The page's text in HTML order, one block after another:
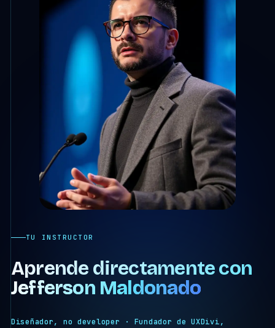
TU INSTRUCTOR
Aprende directamente con
Jefferson Maldonado
Diseñador, no developer · Fundador de UXDivi,